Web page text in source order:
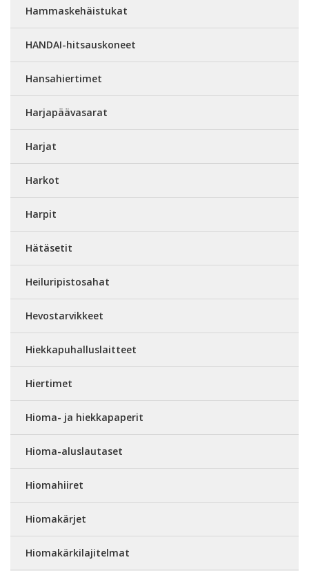
Hammaskehäistukat
HANDAI-hitsauskoneet
Hansahiertimet
Harjapäävasarat
Harjat
Harkot
Harpit
Hätäsetit
Heiluripistosahat
Hevostarvikkeet
Hiekkapuhalluslaitteet
Hiertimet
Hioma- ja hiekkapaperit
Hioma-aluslautaset
Hiomahiiret
Hiomakärjet
Hiomakärkilajitelmat